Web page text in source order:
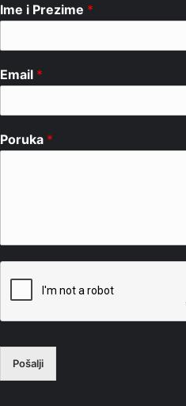
Ime i Prezime *
Email *
Poruka *
Pošalji